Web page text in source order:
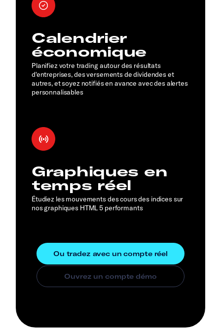
Calendrier
économique
Planifiez votre trading autour des résultats
d'entreprises, des versements de dividendes et
autres, et soyez notifiés en avance avec des alertes
personnalisables
Graphiques en
temps réel
Étudiez les mouvements des cours des indices sur
nos graphiques HTML 5 performants